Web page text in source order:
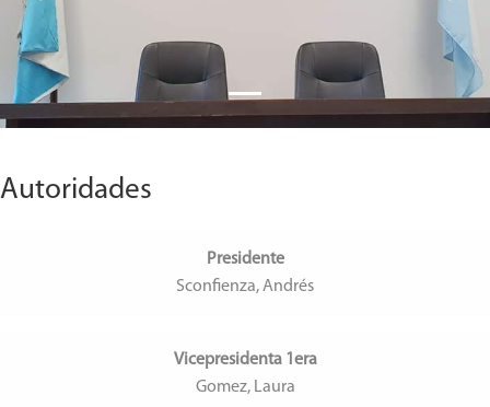
Autoridades
Presidente
Sconfienza, Andrés
Vicepresidenta 1era
Gomez, Laura